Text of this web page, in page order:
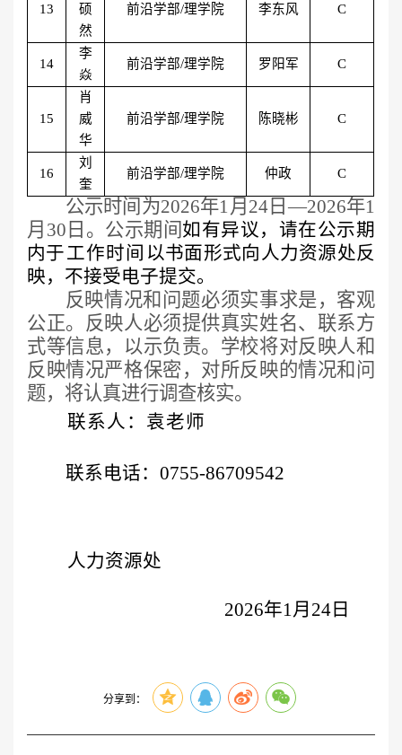
13
硕
然
前沿学部/理学院 李东风 C
14
李
焱
前沿学部/理学院 罗阳军 C
15
肖
威
华
前沿学部/理学院 陈晓彬 C
16
刘
奎
前沿学部/理学院 仲政 C
公示时间为2026年1 月 24日—2026年1
月 30 日。公示期间如有异议，请在公示期
内于工作时间 以书面形式向人力资源处反
映，不接受电子提交。
反映情况和问题必须实事求是，客观
公正。反映人必须提供真实姓名、联系方
式等信息，以示负责。学校将对反映人和
反映情况严格保密，对所反映的情况和问
题，将认真进行调查核实。
联系人 ： 袁老师
联系电话： 0755-86709542
人力资源处
2026年1月24 日
分享到：